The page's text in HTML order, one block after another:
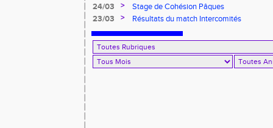
24/03
>
Stage de Cohésion Pâques
23/03
> Résultats du match Intercomités